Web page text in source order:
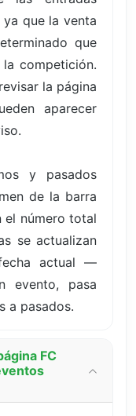
que la venta
que
competición.
la página
aparecer
y pasados
de la barra
el número total
se actualizan
actual —
evento, pasa
a pasados.
FC